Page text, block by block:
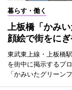
暮らす・働く
上板橋「かみ
顔絵で街をに
東武東上線・上板橋
を街中に掲示するプ
「かみいたグリーン